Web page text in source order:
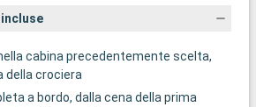
cabina precedentemente scelta,
della crociera
a bordo, dalla cena della prima